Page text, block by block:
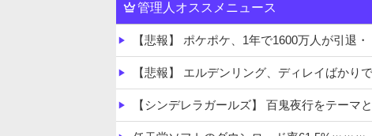
管理人オススメニュース
【悲報】 ポケポケ、1年で1600万人が引退・
【悲報】 エルデンリング、ディレイばか
【シンデレラガールズ】 百鬼夜行をテーマ